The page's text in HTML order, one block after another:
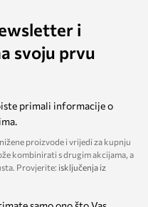
i
svoju prvu
primali informacije o
proizvode i vrijedi za kupnju
kombinirati s drugim akcijama, a
Provjerite: isključenja iz